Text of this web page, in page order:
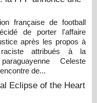
française de football
de porter l'affaire
après les propos à
raciste attribués à la
Celeste
de...
Eclipse of the Heart